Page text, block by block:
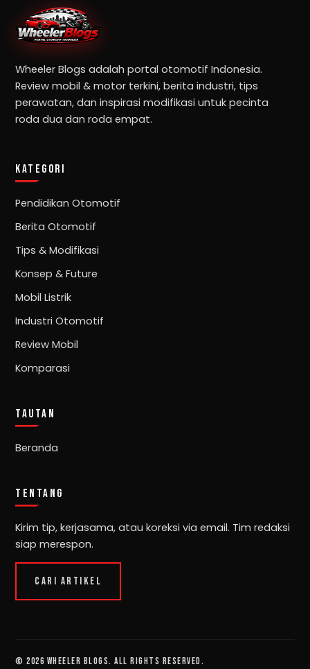
Wheeler Blogs adalah portal otomotif Indonesia.
Review mobil & motor terkini, berita industri, tips
perawatan, dan inspirasi modifikasi untuk pecinta
roda dua dan roda empat.
KATEGORI
Pendidikan Otomotif
Berita Otomotif
Tips & Modifikasi
Konsep & Future
Mobil Listrik
Industri Otomotif
Review Mobil
Komparasi
TAUTAN
Beranda
TENTANG
Kirim tip, kerjasama, atau koreksi via email. Tim redaksi
siap merespon.
CARI ARTIKEL
© 2026 Wheeler Blogs. All rights reserved.